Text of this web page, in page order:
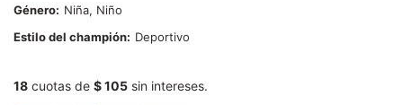
Género
Niña, Niño
Estilo del champión
Deportivo
18 cuotas de $ 105 sin intereses.